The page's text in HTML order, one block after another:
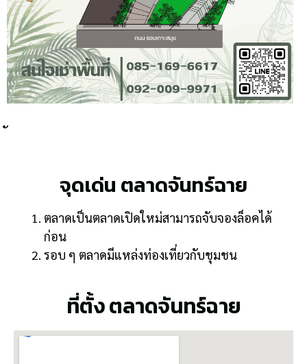
จุดเด่น ตลาดจันทร์ฉาย
ตลาดเป็นตลาดเปิดใหม่สามารถจับจองล็อคได้
ก่อน
รอบ ๆ ตลาดมีแหล่งท่องเที่ยวกับชุมชน
ที่ตั้ง ตลาดจันทร์ฉาย